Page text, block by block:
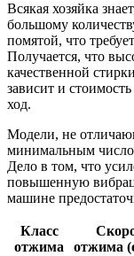
Всякая хозяйка
большому
помятой, что
Получается, что
качественной
зависит и
ход.
Модели, не
минимальным
Дело в том, что
повышенную
машине
Класс
отжима
отжима